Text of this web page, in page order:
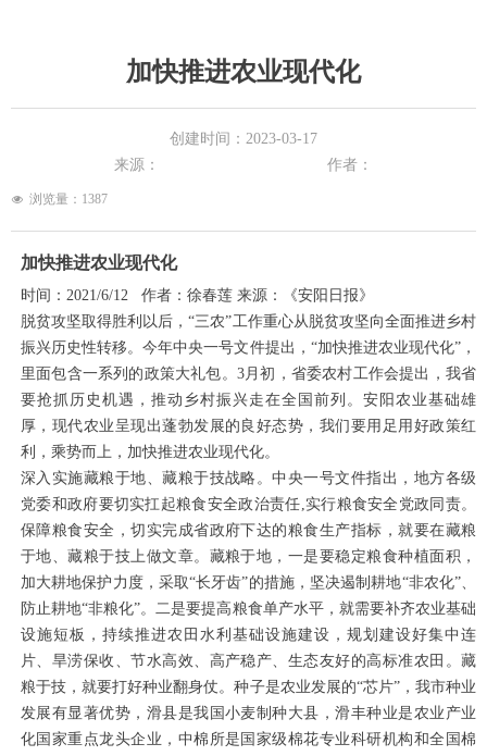
加快推进农业现代化
创建时间： 2023-03-17
加快推进农业现代化
时间：2021/6/12 作者：徐春莲 来源：《安阳日报》
脱贫攻坚取得胜利以后，“三农”工作重心从脱贫攻坚向全面推进乡村
振兴历史性转移。今年中央一号文件提出，“加快推进农业现代化”，
里面包含一系列的政策大礼包。3月初，省委农村工作会提出，我省
要抢抓历史机遇，推动乡村振兴走在全国前列。安阳农业基础雄
厚，现代农业呈现出蓬勃发展的良好态势，我们要用足用好政策红
利，乘势而上，加快推进农业现代化。
深入实施藏粮于地、藏粮于技战略。中央一号文件指出，地方各级
党委和政府要切实扛起粮食安全政治责任,实行粮食安全党政同责。
保障粮食安全，切实完成省政府下达的粮食生产指标，就要在藏粮
于地、藏粮于技上做文章。藏粮于地，一是要稳定粮食种植面积，
加大耕地保护力度，采取“长牙齿”的措施，坚决遏制耕地“非农化”、
防止耕地“非粮化”。二是要提高粮食单产水平，就需要补齐农业基础
设施短板，持续推进农田水利基础设施建设，规划建设好集中连
片、旱涝保收、节水高效、高产稳产、生态友好的高标准农田。藏
粮于技，就要打好种业翻身仗。种子是农业发展的“芯片”，我市种业
发展有显著优势，滑县是我国小麦制种大县，滑丰种业是农业产业
化国家重点龙头企业，中棉所是国家级棉花专业科研机构和全国棉
넶 浏览量： 1387
来源： 作者：